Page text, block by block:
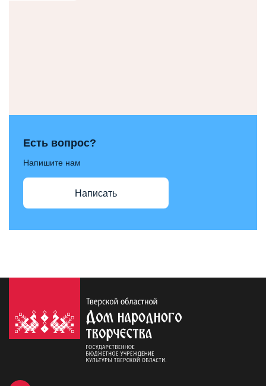
Есть вопрос?
Напишите нам
Написать